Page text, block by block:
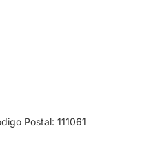
Postal: 111061